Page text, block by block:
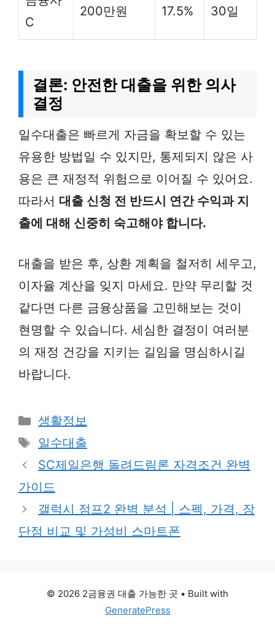
C
200만원 17.5% 30일
결론: 안전한 대출을 위한 의사
결정
일수대출은 빠르게 자금을 확보할 수 있는
유용한 방법일 수 있지만, 통제되지 않은 사
용은 큰 재정적 위험으로 이어질 수 있어요.
따라서 대출 신청 전 반드시 연간 수익과 지
출에 대해 신중히 숙고해야 합니다.
대출을 받은 후, 상환 계획을 철저히 세우고,
이자율 계산을 잊지 마세요. 만약 무리할 것
같다면 다른 금융상품을 고민해보는 것이
현명할 수 있습니다. 세심한 결정이 여러분
의 재정 건강을 지키는 길임을 명심하시길
바랍니다.
Categories
생활정보
Tags
일수대출
SC제일은행 돌려드림론 자격조건 완벽
가이드
갤럭시 점프2 완벽 분석 | 스펙, 가격, 장
단점 비교 및 가성비 스마트폰
© 2026 2금융권 대출 가능한 곳 • Built with
GeneratePress